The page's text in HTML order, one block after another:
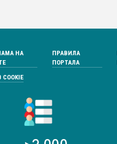
НА
ПРАВИЛА
ПОРТАЛА